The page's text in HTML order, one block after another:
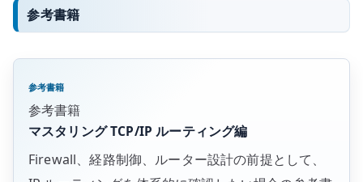
参考書籍
参考書籍
参考書籍
マスタリング TCP/IP ルーティング編
Firewall、経路制御、ルーター設計の前提として、